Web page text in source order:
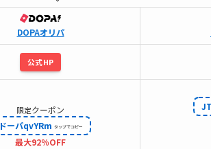
DOPAオリパ
公式HP
限定クーポン
ドーパqvYRm
最大92％OFF